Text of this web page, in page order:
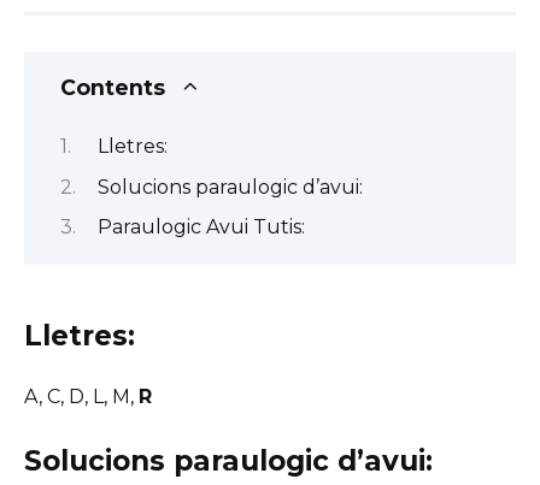
Contents
Lletres:
Solucions paraulogic d’avui:
Paraulogic Avui Tutis:
Lletres:
A, C, D, L, M, R
Solucions paraulogic d’avui: